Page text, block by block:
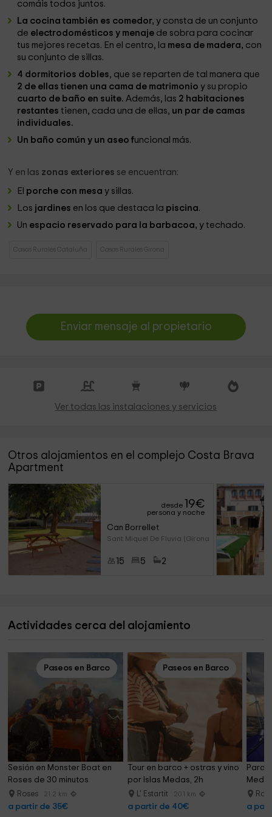
comáis todos juntos.
La cocina también es comedor,y consta de un conjunto
de electrodomésticos y menaje de sobra para cocinar
tus mejores recetas. En el centro, la mesa de madera, con
su conjunto de sillas.
4 dormitorios dobles, que se reparten de tal manera que
2 de ellas tienen una cama de matrimonio y su propio
cuarto de baño en suite. Además, las 2 habitaciones
restantes tienen, cada una de ellas, un par de camas
individuales.
Un baño común y un aseo funcional más.
Y en las zonas exteriores se encuentran:
El porche con mesay sillas.
Los jardines en los que destaca la piscina.
Un espacio reservado para la barbacoa, y techado.
Casas Rurales Cataluña Casas Rurales Girona
Enviar mensaje al propietario
Ver todas las instalaciones y servicios
Otros alojamientos en el complejo Costa Brava
Apartment
desde 19€
persona y noche
Can Borrellet
Sant Miquel De Fluvia (Girona)
15 5 2
Actividades cerca del alojamiento
Paseos en Barco
Sesión en Monster Boat en
Roses de 30 minutos
Roses 21.2 km
a partir de 35€
Paseos en Barco
Tour en barco + ostras y vino
por Islas Medas, 2h
L' Estartit 20.1 km
a partir de 40€ a